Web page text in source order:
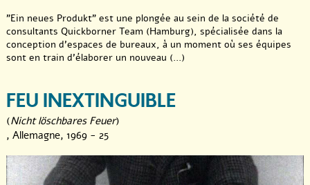
"Ein neues Produkt" est une plongée au sein de la société de
consultants Quickborner Team (Hamburg), spécialisée dans la
conception d’espaces de bureaux, à un moment où ses équipes
sont en train d’élaborer un nouveau (...)
FEU INEXTINGUIBLE
(Nicht löschbares Feuer)
, Allemagne, 1969 - 25